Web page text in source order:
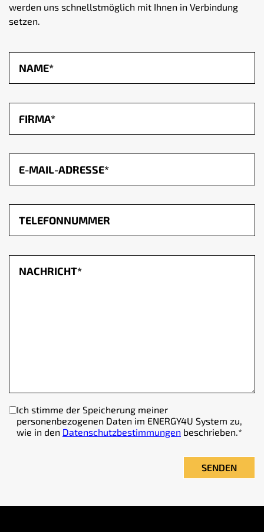
werden uns schnellstmöglich mit Ihnen in Verbindung
setzen.
Ich stimme der Speicherung meiner
personenbezogenen Daten im ENERGY4U System zu,
wie in den Datenschutzbestimmungen beschrieben.*